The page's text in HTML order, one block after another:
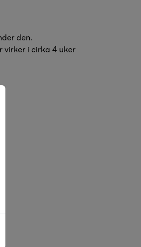
den.
virker i cirka 4 uker